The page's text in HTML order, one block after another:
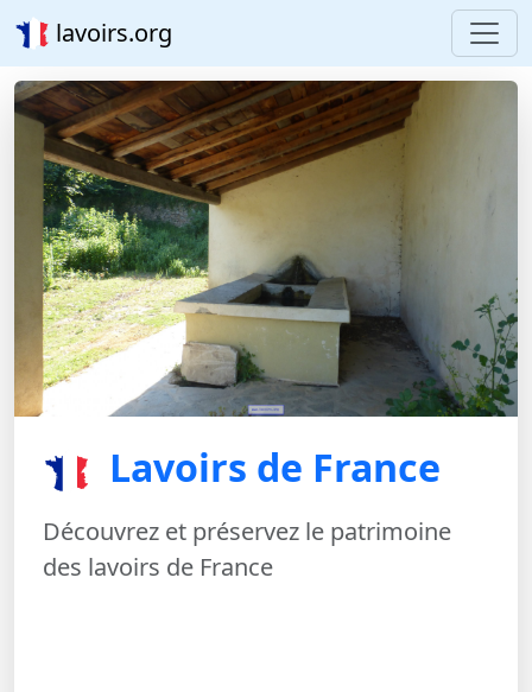
lavoirs.org
Lavoirs de France
Découvrez et préservez le patrimoine
des lavoirs de France